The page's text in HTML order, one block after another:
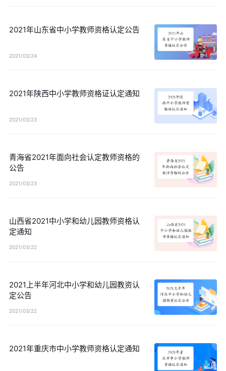
2021年山东省中小学教师资格认定公告
2021/03/24
2021年陕西中小学教师资格证认定通知
2021/03/23
青海省2021年面向社会认定教师资格的
公告
2021/03/23
山西省2021中小学和幼儿园教师资格认
定通知
2021/03/22
2021上半年河北中小学和幼儿园教资认
定公告
2021/03/22
2021年重庆市中小学教师资格认定通知